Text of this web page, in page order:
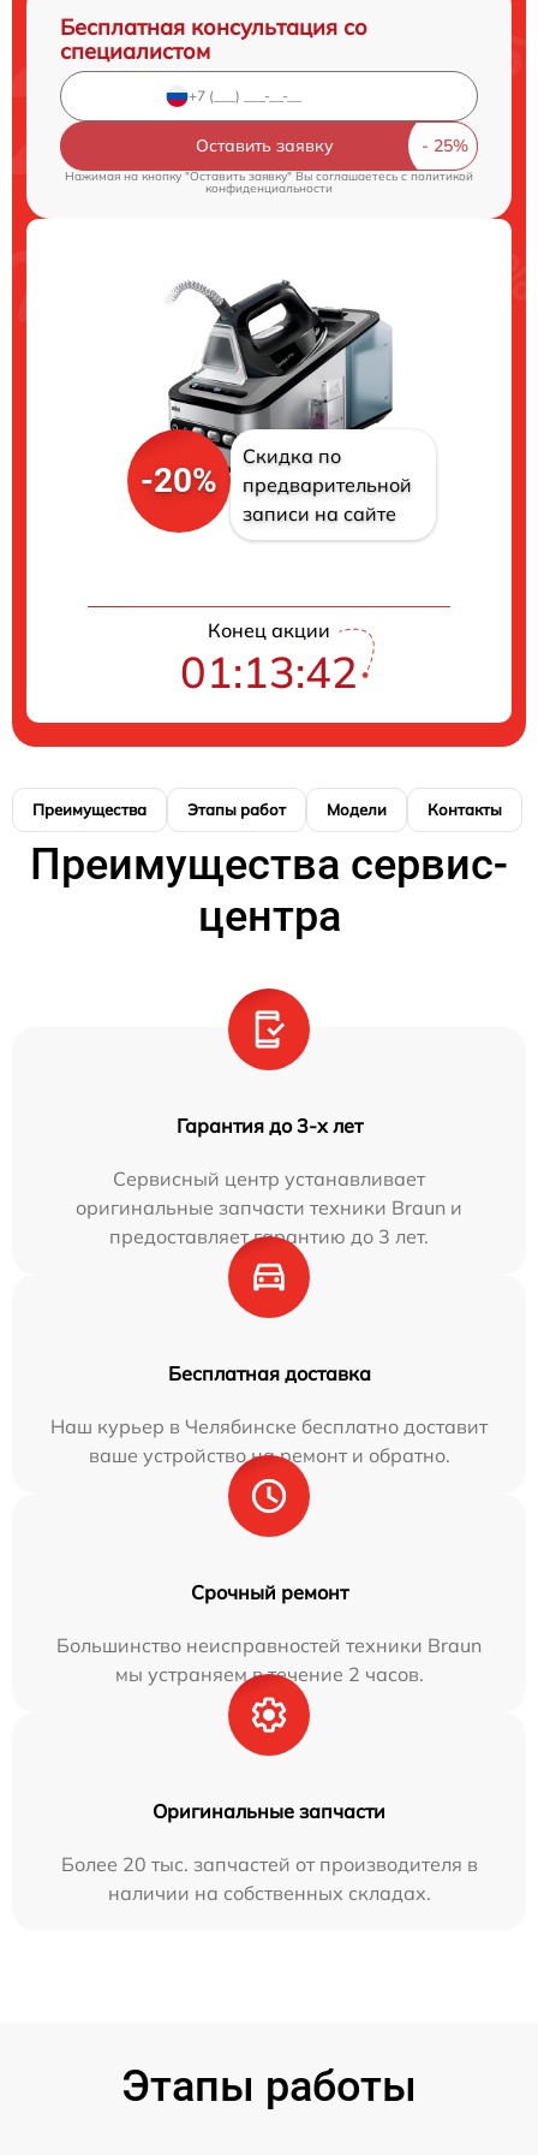
Бесплатная консультация со
специалистом
Оставить заявку
Нажимая на кнопку "Оставить заявку" Вы соглашаетесь cполитикой
конфиденциальности
-20%
Скидка по
предварительной
записи на сайте
Конец акции
01:13:41
Преимущества Этапы работ Модели Контакты
Преимущества сервис-
центра
Гарантия до 3-х лет
Сервисный центр устанавливает
оригинальные запчасти техники Braun и
предоставляет гарантию до 3 лет.
Бесплатная доставка
Наш курьер в Челябинске бесплатно доставит
ваше устройство на ремонт и обратно.
Срочный ремонт
Большинство неисправностей техники Braun
мы устраняем в течение 2 часов.
Оригинальные запчасти
Более 20 тыс. запчастей от производителя в
наличии на собственных складах.
Этапы работы